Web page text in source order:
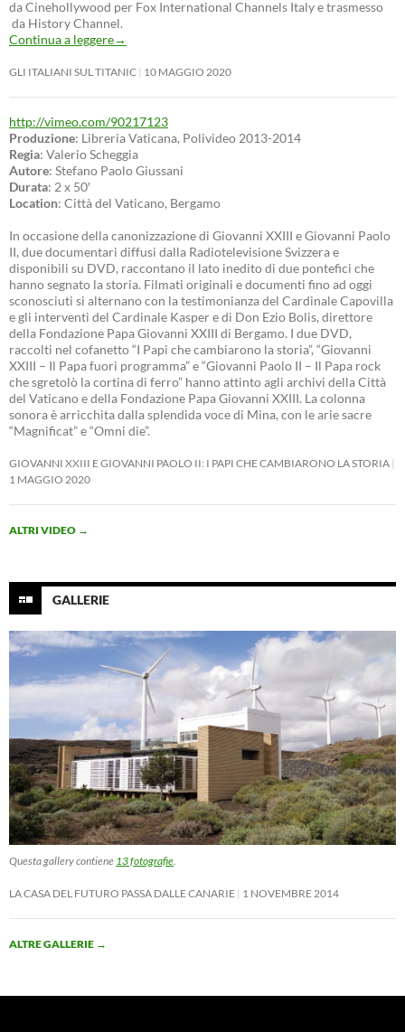
da Cinehollywood per Fox International Channels Italy e trasmesso
da History Channel.
Continua a leggere→
GLI ITALIANI SUL TITANIC 10 MAGGIO 2020
http://vimeo.com/90217123
Produzione: Libreria Vaticana, Polivideo 2013-2014
Regia: Valerio Scheggia
Autore: Stefano Paolo Giussani
Durata: 2 x 50′
Location: Città del Vaticano, Bergamo
In occasione della canonizzazione di Giovanni XXIII e Giovanni Paolo
II, due documentari diffusi dalla Radiotelevisione Svizzera e
disponibili su DVD, raccontano il lato inedito di due pontefici che
hanno segnato la storia. Filmati originali e documenti fino ad oggi
sconosciuti si alternano con la testimonianza del Cardinale Capovilla
e gli interventi del Cardinale Kasper e di Don Ezio Bolis, direttore
della Fondazione Papa Giovanni XXIII di Bergamo. I due DVD,
raccolti nel cofanetto “I Papi che cambiarono la storia”, “Giovanni
XXIII – Il Papa fuori programma” e “Giovanni Paolo II – Il Papa rock
che sgretolò la cortina di ferro” hanno attinto agli archivi della Città
del Vaticano e della Fondazione Papa Giovanni XXIII. La colonna
sonora è arricchita dalla splendida voce di Mina, con le arie sacre
“Magnificat” e “Omni die”.
GIOVANNI XXIII E GIOVANNI PAOLO II: I PAPI CHE CAMBIARONO LA STORIA
1 MAGGIO 2020
ALTRI VIDEO →
GALLERIE
Questa gallery contiene 13 fotografie.
LA CASA DEL FUTURO PASSA DALLE CANARIE 1 NOVEMBRE 2014
ALTRE GALLERIE →